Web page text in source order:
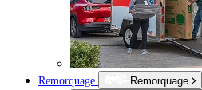
Remorquage
Remorquage